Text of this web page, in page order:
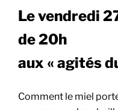
Le vendredi
de 20h
aux « agités
Comment le miel